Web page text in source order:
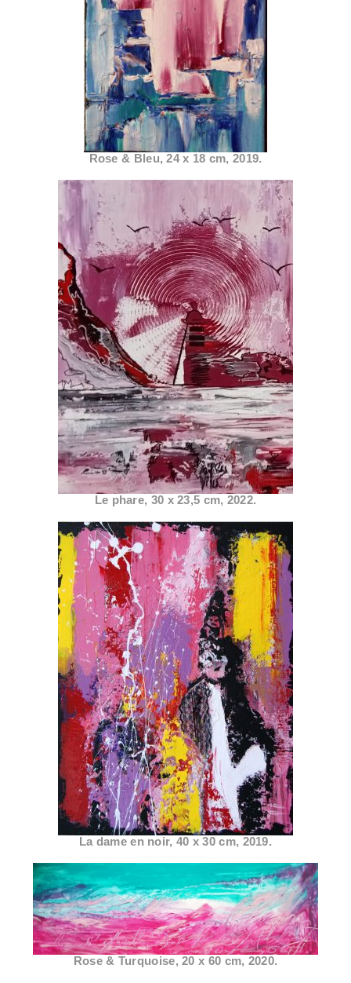
Rose & Bleu, 24 x 18 cm, 2019.
Le phare, 30 x 23,5 cm, 2022.
La dame en noir, 40 x 30 cm, 2019.
Rose & Turquoise, 20 x 60 cm, 2020.